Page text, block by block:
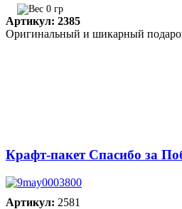
0 гр
Артикул: 2385
Оригинальный и шикарный
Крафт-пакет Спасибо за
Артикул: 2581